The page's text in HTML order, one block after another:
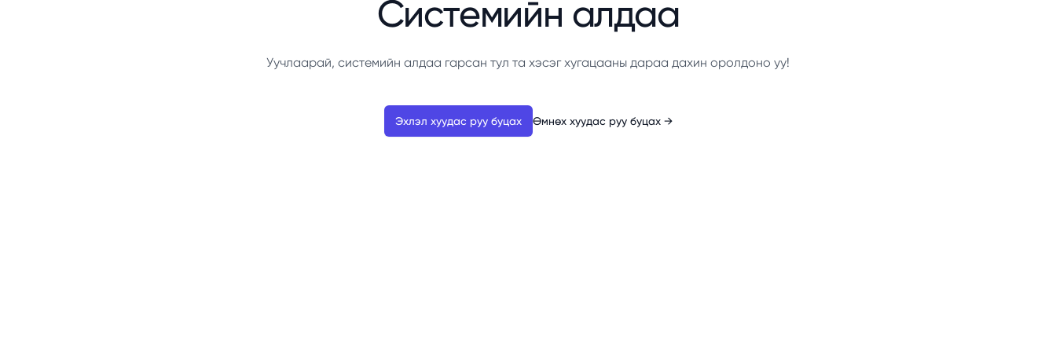
Системийн алдаа
Уучлаарай, системийн алдаа гарсан тул та хэсэг хугацааны дараа дахин оролдоно уу!
Эхлэл хуудас руу буцах Өмнөх хуудас руу буцах →